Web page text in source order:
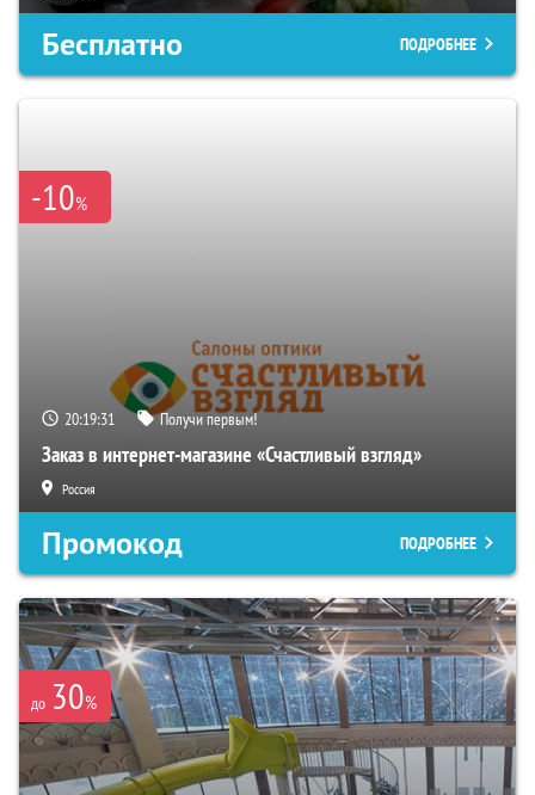
Бесплатно ПОДРОБНЕЕ
-10%
20:19:30 Получи первым!
Заказ в интернет-магазине «Счастливый взгляд»
Россия
Промокод ПОДРОБНЕЕ
до 30%